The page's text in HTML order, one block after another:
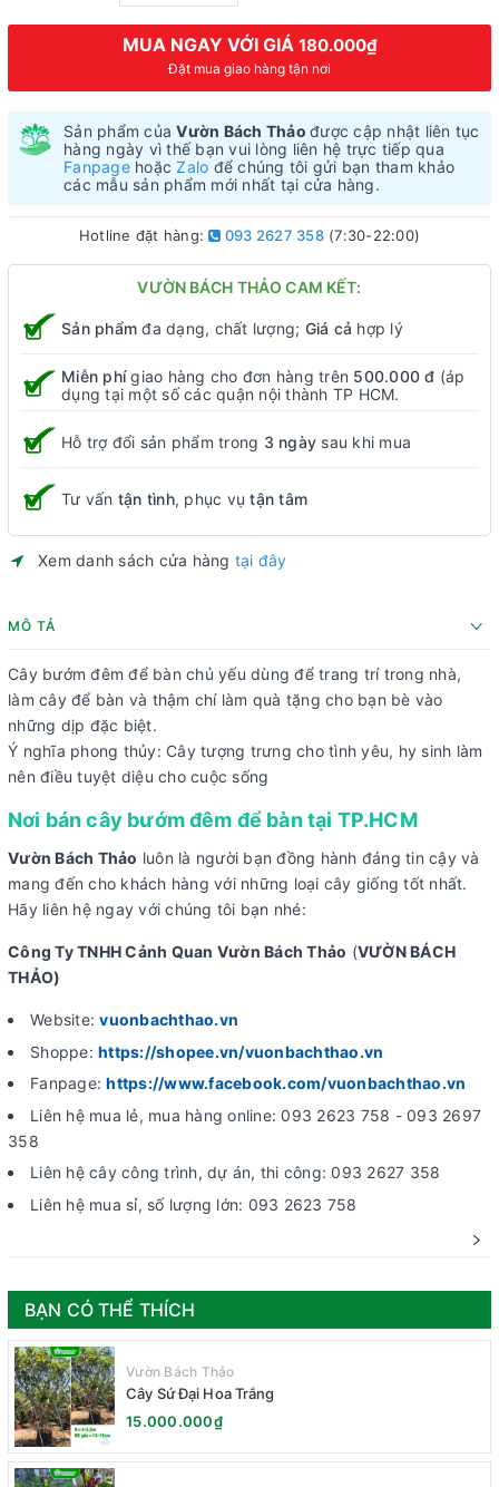
MUA NGAY VỚI GIÁ 180.000₫
Đặt mua giao hàng tận nơi
Sản phẩm củaVườn Bách Thảo được cập nhật liên tục
hàng ngày vì thế bạn vui lòng liên hệ trực tiếp qua
FanpagehoặcZalo để chúng tôi gửi bạn tham khảo
các mẫu sản phẩm mới nhất tại cửa hàng.
Hotline đặt hàng: 093 2627 358(7:30-22:00)
VƯỜN BÁCH THẢO CAM KẾT:
Sản phẩm đa dạng, chất lượng; Giá cả hợp lý
Miễn phígiao hàng cho đơn hàng trên 500.000 đ (áp
dụng tại một số các quận nội thành TP HCM.
Hỗ trợ đổi sản phẩm trong 3 ngày sau khi mua
Tư vấn tận tình, phục vụtận tâm
Xem danh sách cửa hàng tại đây
MÔ TẢ
Cây bướm đêm để bàn chủ yếu dùng để trang trí trong nhà,
làm cây để bàn và thậm chí làm quà tặng cho bạn bè vào
những dịp đặc biệt.
Ý nghĩa phong thủy: Cây tượng trưng cho tình yêu, hy sinh làm
nên điều tuyệt diệu cho cuộc sống
Nơi bán cây bướm đêm để bàn tại TP.HCM
Vườn Bách Thảo luôn là người bạn đồng hành đáng tin cậy và
mang đến cho khách hàng với những loại cây giống tốt nhất.
Hãy liên hệ ngay với chúng tôi bạn nhé:
Công Ty TNHH Cảnh Quan Vườn Bách Thảo (VƯỜN BÁCH
THẢO)
Website:vuonbachthao.vn
Shoppe: https://shopee.vn/vuonbachthao.vn
Fanpage:https://www.facebook.com/vuonbachthao.vn
Liên hệ mua lẻ, mua hàng online: 093 2623 758 - 093 2697
358
Liên hệ cây công trình, dự án, thi công: 093 2627 358
Liên hệ mua sỉ, số lượng lớn: 093 2623 758
BẠN CÓ THỂ THÍCH
Vườn Bách Thảo
Cây Sứ Đại Hoa Trắng
15.000.000₫